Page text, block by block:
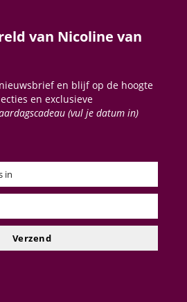
van Nicoline van
en blijf op de hoogte
en exclusieve
(vul je datum in)
in
Verzend